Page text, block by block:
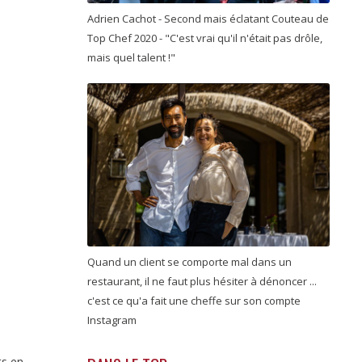
Adrien Cachot - Second mais éclatant Couteau de
Top Chef 2020 - "C'est vrai qu'il n'était pas drôle,
mais quel talent !"
Quand un client se comporte mal dans un
restaurant, il ne faut plus hésiter à dénoncer ...
c'est ce qu'a fait une cheffe sur son compte
Instagram